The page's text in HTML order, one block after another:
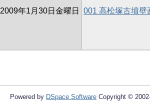
2009年1月30日金曜日 001 高松塚古墳壁
Powered by DSpace Software Copyright ©